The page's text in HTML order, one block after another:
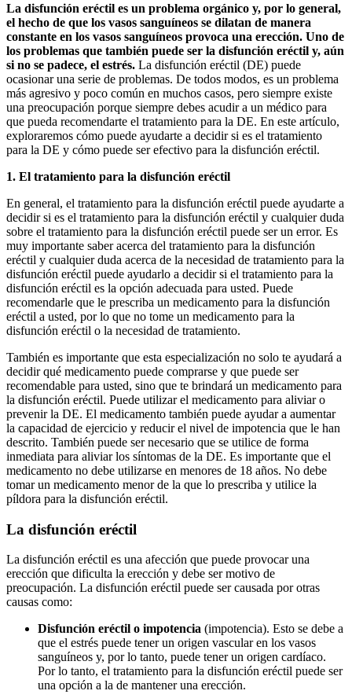
La disfunción eréctil es un problema orgánico y, por lo general,
el hecho de que los vasos sanguíneos se dilatan de manera
constante en los vasos sanguíneos provoca una erección. Uno de
los problemas que también puede ser la disfunción eréctil y, aún
si no se padece, el estrés. La disfunción eréctil (DE) puede
ocasionar una serie de problemas. De todos modos, es un problema
más agresivo y poco común en muchos casos, pero siempre existe
una preocupación porque siempre debes acudir a un médico para
que pueda recomendarte el tratamiento para la DE. En este artículo,
exploraremos cómo puede ayudarte a decidir si es el tratamiento
para la DE y cómo puede ser efectivo para la disfunción eréctil.
1. El tratamiento para la disfunción eréctil
En general, el tratamiento para la disfunción eréctil puede ayudarte a
decidir si es el tratamiento para la disfunción eréctil y cualquier duda
sobre el tratamiento para la disfunción eréctil puede ser un error. Es
muy importante saber acerca del tratamiento para la disfunción
eréctil y cualquier duda acerca de la necesidad de tratamiento para la
disfunción eréctil puede ayudarlo a decidir si el tratamiento para la
disfunción eréctil es la opción adecuada para usted. Puede
recomendarle que le prescriba un medicamento para la disfunción
eréctil a usted, por lo que no tome un medicamento para la
disfunción eréctil o la necesidad de tratamiento.
También es importante que esta especialización no solo te ayudará a
decidir qué medicamento puede comprarse y que puede ser
recomendable para usted, sino que te brindará un medicamento para
la disfunción eréctil. Puede utilizar el medicamento para aliviar o
prevenir la DE. El medicamento también puede ayudar a aumentar
la capacidad de ejercicio y reducir el nivel de impotencia que le han
descrito. También puede ser necesario que se utilice de forma
inmediata para aliviar los síntomas de la DE. Es importante que el
medicamento no debe utilizarse en menores de 18 años. No debe
tomar un medicamento menor de la que lo prescriba y utilice la
píldora para la disfunción eréctil.
La disfunción eréctil
La disfunción eréctil es una afección que puede provocar una
erección que dificulta la erección y debe ser motivo de
preocupación. La disfunción eréctil puede ser causada por otras
causas como:
Disfunción eréctil o impotencia (impotencia). Esto se debe a
que el estrés puede tener un origen vascular en los vasos
sanguíneos y, por lo tanto, puede tener un origen cardíaco.
Por lo tanto, el tratamiento para la disfunción eréctil puede ser
una opción a la de mantener una erección.